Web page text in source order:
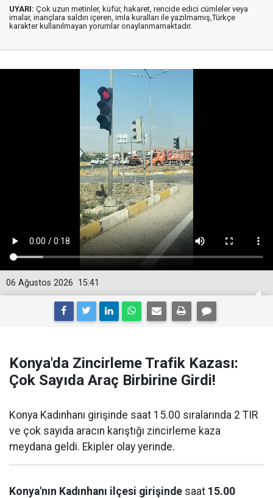
UYARI: Çok uzun metinler, küfür, hakaret, rencide edici cümleler veya
imalar, inançlara saldırı içeren, imla kuralları ile yazılmamış,Türkçe
karakter kullanılmayan yorumlar onaylanmamaktadır.
15:41
06 Ağustos 2026
Konya'da Zincirleme Trafik Kazası:
Çok Sayıda Araç Birbirine Girdi!
Konya Kadınhanı girişinde saat 15.00 sıralarında 2 TIR
ve çok sayıda aracın karıştığı zincirleme kaza
meydana geldi. Ekipler olay yerinde.
Konya'nın Kadınhanı ilçesi girişinde saat 15.00